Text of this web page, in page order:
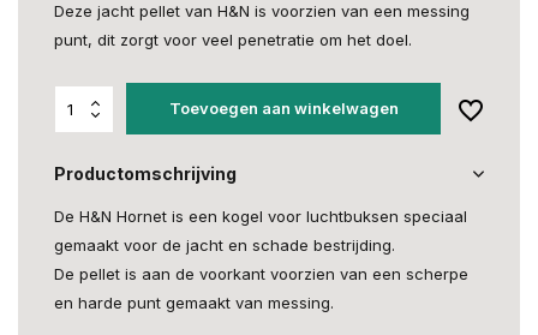
Deze jacht pellet van H&N is voorzien van een messing
punt, dit zorgt voor veel penetratie om het doel.
Toevoegen aan winkelwagen
Productomschrijving
De H&N Hornet is een kogel voor luchtbuksen speciaal
gemaakt voor de jacht en schade bestrijding.
De pellet is aan de voorkant voorzien van een scherpe
en harde punt gemaakt van messing.